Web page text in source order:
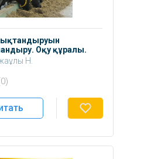
Оқу құралы.
Н.
Ә.
А.